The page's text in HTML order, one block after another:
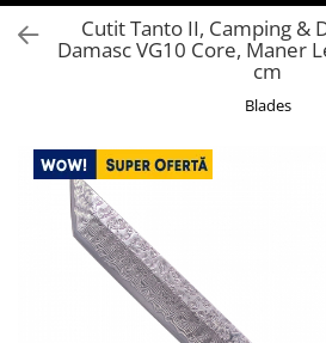
Cutite Dezosat - Filetat
Cutite Profesionale
Cutit Tanto II, Camping &
Damasc VG10 Core, Maner
cm
Blades